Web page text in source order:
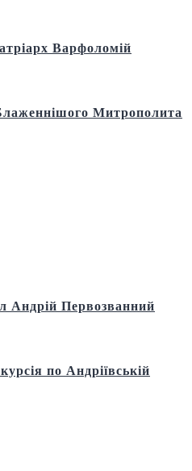
Варфоломій
Митрополита
Андрій Первозванний
по Андріївській